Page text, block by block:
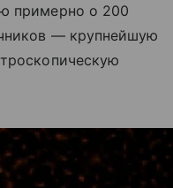
примерно о 200
— крупнейшую